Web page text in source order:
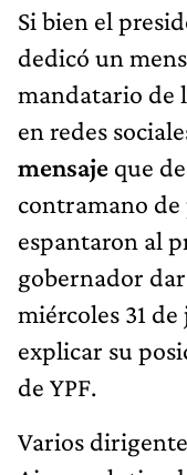
Si bien el
dedicó un
mandatario de
en redes
mensaje que
contramano
espantaron al
gobernador
miércoles 31
explicar su
de YPF.
Varios